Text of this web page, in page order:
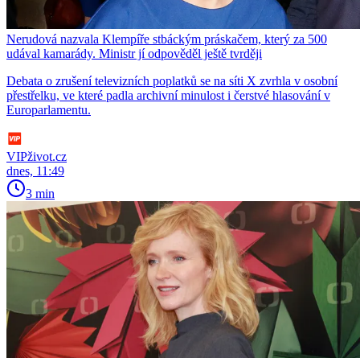
Nerudová nazvala Klempíře stbáckým práskačem, který za 500
udával kamarády. Ministr jí odpověděl ještě tvrději
Debata o zrušení televizních poplatků se na síti X zvrhla v osobní
přestřelku, ve které padla archivní minulost i čerstvé hlasování v
Europarlamentu.
VIPživot.cz
dnes, 11:49
3 min